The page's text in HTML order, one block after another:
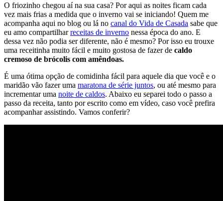
O friozinho chegou aí na sua casa? Por aqui as noites ficam cada
vez mais frias a medida que o inverno vai se iniciando! Quem me
acompanha aqui no blog ou lá no canal do Vida de Casada sabe que
eu amo compartilharreceitas de inverno nessa época do ano. E
dessa vez não podia ser diferente, não é mesmo? Por isso eu trouxe
uma receitinha muito fácil e muito gostosa de fazer de caldo
cremoso de brócolis com amêndoas.
É uma ótima opção de comidinha fácil para aquele dia que você e o
maridão vão fazer uma maratona de série juntos, ou até mesmo para
incrementar uma noite de caldos. Abaixo eu separei todo o passo a
passo da receita, tanto por escrito como em vídeo, caso você prefira
acompanhar assistindo. Vamos conferir?